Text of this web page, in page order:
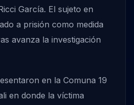
García. El sujeto en
a prisión como medida
avanza la investigación
en la Comuna 19
en donde la víctima